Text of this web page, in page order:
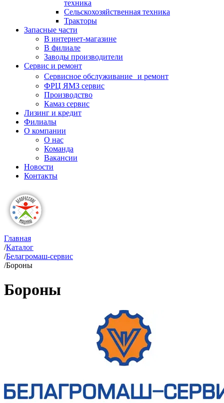
техника
Сельскохозяйственная техника
Тракторы
Запасные части
В интернет-магазине
В филиале
Заводы производители
Сервис и ремонт
Сервисное обслуживание и ремонт
ФРЦ ЯМЗ сервис
Производство
Камаз сервис
Лизинг и кредит
Филиалы
О компании
О нас
Команда
Вакансии
Новости
Контакты
Главная
/Каталог
/Белагромаш-сервис
/Бороны
Бороны